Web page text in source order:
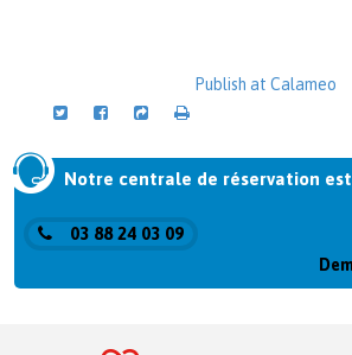
Publish at Calameo
Notre centrale de réservation
03 88 24 03 09